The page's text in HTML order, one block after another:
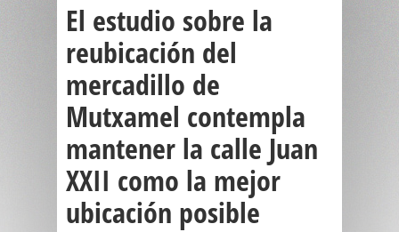
El estudio sobre la
reubicación del
mercadillo de
Mutxamel contempla
mantener la calle Juan
XXII como la mejor
ubicación posible